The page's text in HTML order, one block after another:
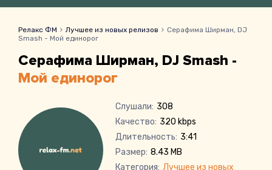
Релакс ФМ Лучшее из новых релизов
Серафима Ширман, DJ
Smash - Мой единорог
Серафима Ширман, DJ Smash -
Мой единорог
Слушали: 308
Качество: 320 kbps
Длительность: 3:41
Размер: 8.43 MB
Категория: Лучшее из новых